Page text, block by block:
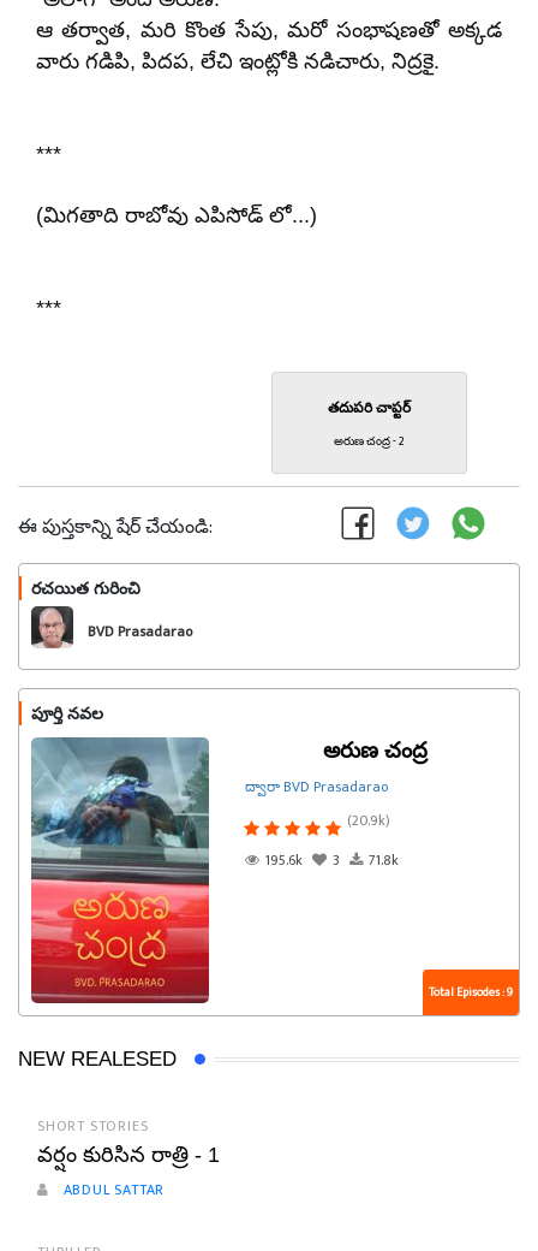
ఆ తర్వాత, మరి కొంత సేపు, మరో సంభాషణతో అక్కడ
వారు గడిపి, పిదప, లేచి ఇంట్లోకి నడిచారు, నిద్రకై.
***
(మిగతాది రాబోవు ఎపిసోడ్ లో...)
***
తదుపరి చాప్టర్
అరుణ చంద్ర - 2
ఈ పుస్తకాన్ని షేర్ చేయండి:
రచయిత గురించి
BVD Prasadarao
పూర్తి నవల
అరుణ చంద్ర
ద్వారా BVD Prasadarao
(20.9k)
195.6k
3 71.8k
Total Episodes : 9
NEW REALESED
SHORT STORIES
వర్షం కురిసిన రాత్రి - 1
ABDUL SATTAR